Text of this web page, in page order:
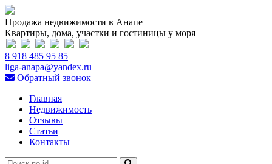
Продажа недвижимости в Анапе
Квартиры, дома, участки и гостиницы у моря
8 918 485 95 85
liga-anapa@yandex.ru
Обратный звонок
Главная
Недвижимость
Отзывы
Статьи
Контакты